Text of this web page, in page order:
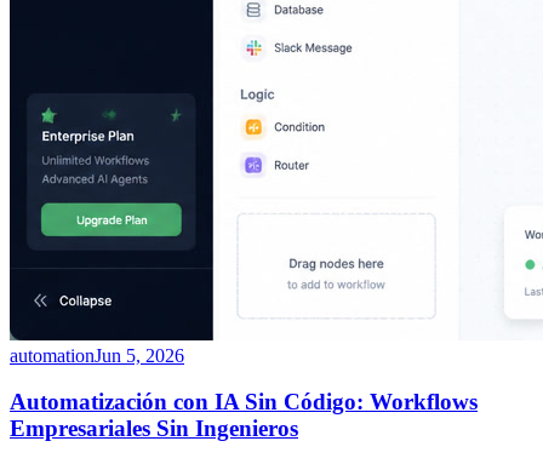
automationJun 5, 2026
Automatización con IA Sin Código: Workflows
Empresariales Sin Ingenieros